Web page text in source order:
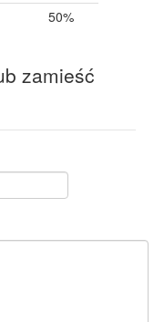
50%
zamieść